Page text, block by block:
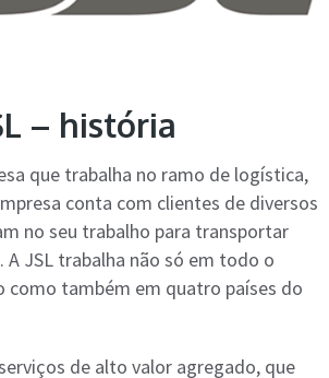
– história
que trabalha no ramo de logística,
conta com clientes de diversos
no seu trabalho para transportar
JSL trabalha não só em todo o
também em quatro países do
de alto valor agregado, que